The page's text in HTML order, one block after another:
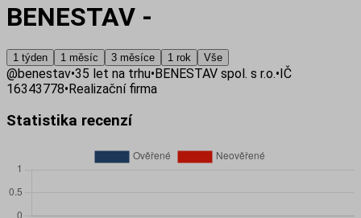
BENESTAV -
1 týden 1 měsíc 3 měsíce 1 rok Vše
@benestav•35 let na trhu•BENESTAV spol. s r.o.•IČ
16343778•Realizační firma
Statistika recenzí